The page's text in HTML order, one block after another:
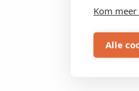
Kom
Alle